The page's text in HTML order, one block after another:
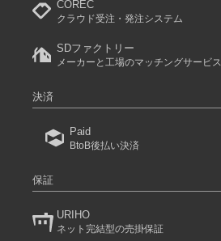
COREC
クラウド受注・発注システム
SDファクトリー
メーカーと工場のマッチングサービス
決済
Paid
BtoB後払い決済
保証
URIHO
ネット完結型の売掛保証